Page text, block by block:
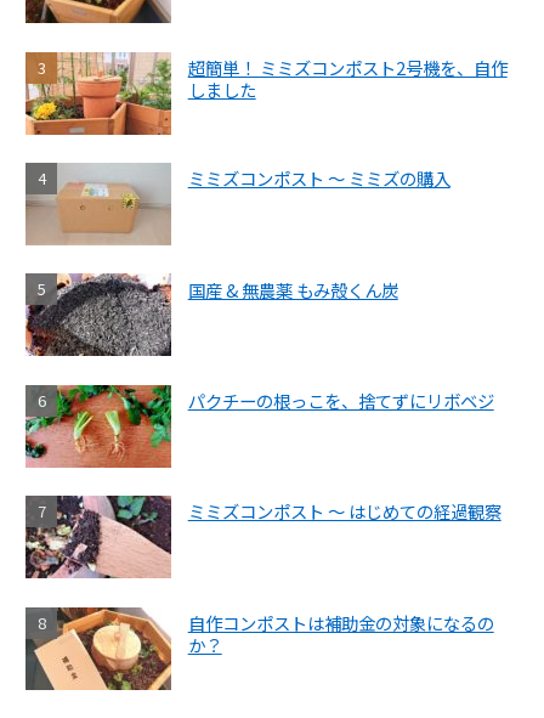
超簡単！ ミミズコンポスト2号機を、自作
しました
ミミズコンポスト ～ ミミズの購入
国産 & 無農薬 もみ殻くん炭
パクチーの根っこを、捨てずにリボベジ
ミミズコンポスト ～ はじめての経過観察
自作コンポストは補助金の対象になるの
か？